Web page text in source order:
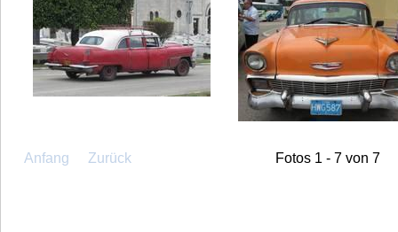
Anfang Zurück Fotos 1 - 7 von 7